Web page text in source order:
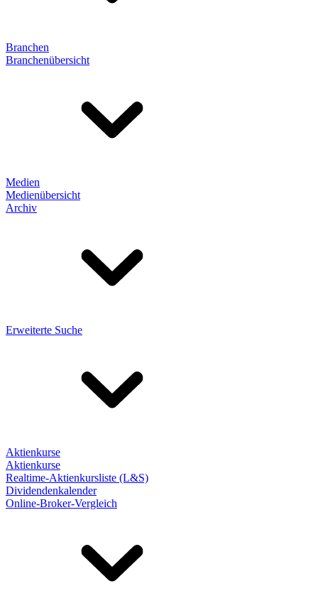
Branchen
Branchenübersicht
Medien
Medienübersicht
Archiv
Erweiterte Suche
Aktienkurse
Aktienkurse
Realtime-Aktienkursliste (L&S)
Dividendenkalender
Online-Broker-Vergleich